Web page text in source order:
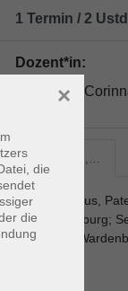
1 Termin / 2
Dozent*in:
VHS-Haus,…
VHS-Haus,
Wardenburg;
26203
die
die
×